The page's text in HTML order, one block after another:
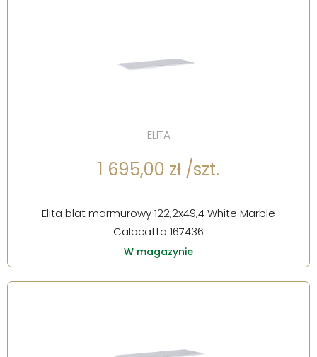
ELITA
1 695,00 zł /szt.
Elita blat marmurowy 122,2x49,4 White Marble
Calacatta 167436
W magazynie